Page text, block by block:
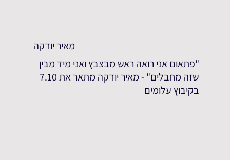
מאיר יודקה
"פתאום אני רואה ראש מבצבץ ואני מיד מבין
שזה מחבלים" - מאיר יודקה מתאר את 7.10
בקיבוץ עלומים